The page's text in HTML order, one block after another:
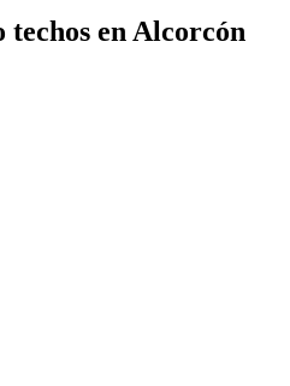
techos en Alcorcón